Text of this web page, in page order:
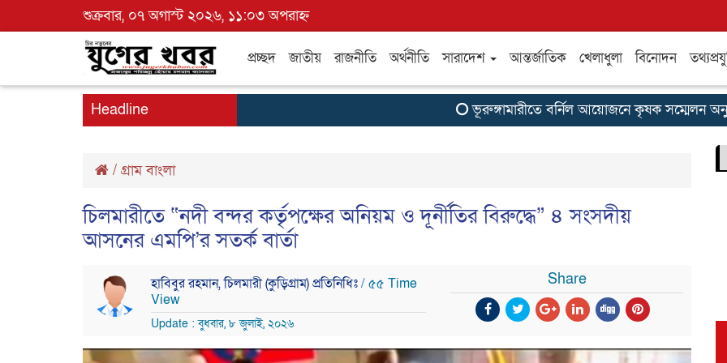
শুক্রবার, ০৭ অগাস্ট ২০২৬, ১১:০৩ অপরাহ্ন
প্রচ্ছদ জাতীয় রাজনীতি অর্থনীতি সারাদেশ আন্তর্জাতিক খেলাধুলা বিনোদন
Headline ভূরুঙ্গামারীতে বর্নিল আয়োজনে কৃষক সম্মেলন অনুষ্ঠিত
/ গ্রাম বাংলা
চিলমারীতে “নদী বন্দর কর্তৃপক্ষের অনিয়ম ও দূর্নীতির বিরুদ্ধে” ৪ সংসদীয়
আসনের এমপি’র সতর্ক বার্তা
হাবিবুর রহমান, চিলমারী (কুড়িগ্রাম) প্রতিনিধিঃ/ ৫৫ Time
View
Update : বুধবার, ৮ জুলাই, ২০২৬
Share